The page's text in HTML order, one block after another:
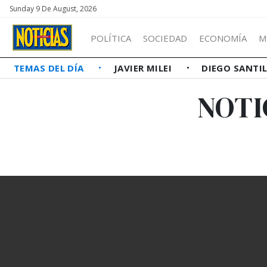
Sunday 9 De August, 2026
POLÍTICA SOCIEDAD ECONOMÍA
TEMAS DEL DÍA JAVIER MILEI DIEGO